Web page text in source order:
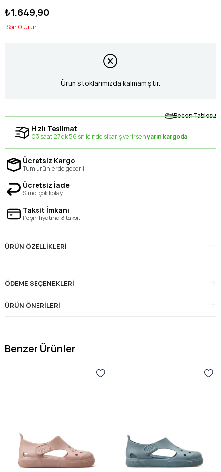
₺1.649,90
0
Ürün stoklarımızda kalmamıştır.
Beden Tablosu
Hızlı Teslimat
03 saat 27 dk 56 sn içinde sipariş verirsenyarın kargoda
Ücretsiz Kargo
Tüm ürünlerde geçerli.
Ücretsiz İade
Şimdi çok kolay.
Taksit İmkanı
Peşin fiyatına 3 taksit.
ÜRÜN ÖZELLIKLERI
ÖDEME SEÇENEKLERI
ÜRÜN ÖNERILERI
Benzer Ürünler